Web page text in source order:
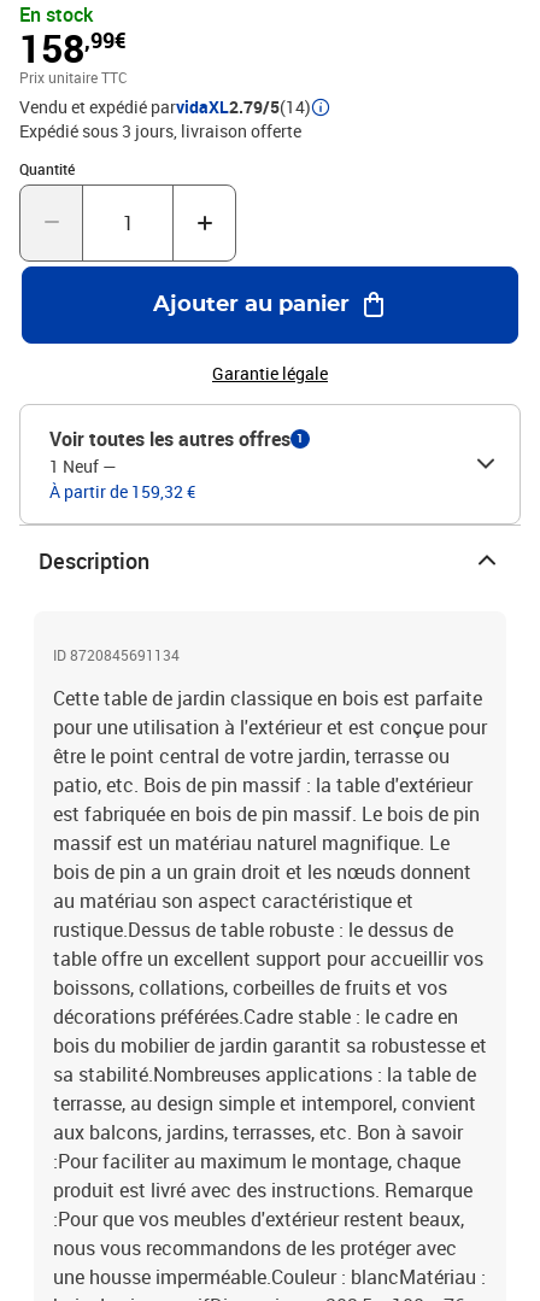
massif est un matériau naturel magnifique. Le bois de pin a un
grain droit et les nœuds donnent au matériau son aspect
caractéristique et rustique.Dessus de table robuste : le dessus de
table offre un excellent support pour accueillir vos boissons,
collations, corbeilles de fruits et vos décorations préférées.Cadre
stable : le cadre en bois du mobilier de jardin garantit sa
robustesse et sa stabilité.Nombreuses applications : la table de
terrasse, au design simple et intemporel, convient aux balcons,
jardins, terrasses, etc. Bon à savoir :Pour faciliter au maximum le
:Pour que vos meubles d'extérieur restent beaux, nous vous
recommandons de les protéger avec une housse
imperméable.Couleur : blancMatériau : bois de pin
massifDimensions : 203,5 x 100 x 76 cm (L x l x H)
En stock
158,99€
Prix unitaire TTC
Vendu et expédié parvidaXL2.79/5(14)
Expédié sous 3 jours livraison offerte
Quantité
Quantité : 1
Ajouter au panier
Garantie légale
Voir toutes les autres offres 1
1 Neuf —
À partir de 159,32 €
Description
ID 8720845691134
Cette table de jardin classique en bois est parfaite
pour une utilisation à l'extérieur et est conçue pour
être le point central de votre jardin, terrasse ou
patio, etc. Bois de pin massif : la table d'extérieur
est fabriquée en bois de pin massif. Le bois de pin
massif est un matériau naturel magnifique. Le
bois de pin a un grain droit et les nœuds donnent
au matériau son aspect caractéristique et
rustique.Dessus de table robuste : le dessus de
table offre un excellent support pour accueillir vos
boissons, collations, corbeilles de fruits et vos
décorations préférées.Cadre stable : le cadre en
bois du mobilier de jardin garantit sa robustesse et
sa stabilité.Nombreuses applications : la table de
terrasse, au design simple et intemporel, convient
aux balcons, jardins, terrasses, etc. Bon à savoir
:Pour faciliter au maximum le montage, chaque
produit est livré avec des instructions. Remarque
:Pour que vos meubles d'extérieur restent beaux,
nous vous recommandons de les protéger avec
une housse imperméable.Couleur : blancMatériau :